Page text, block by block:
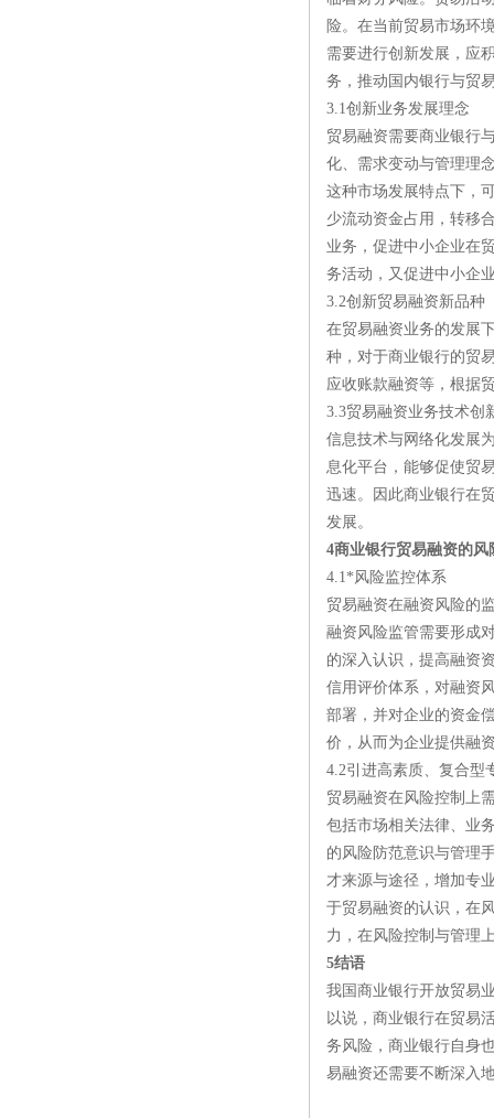
险。在当前贸易市场环
需要进行创新发展，应
务，推动国内银行与贸
3.1创新业务发展理念
贸易融资需要商业银行
化、需求变动与管理理
这种市场发展特点下，
少流动资金占用，转移
业务，促进中小企业在
务活动，又促进中小企
3.2创新贸易融资新品种
在贸易融资业务的发展
种，对于商业银行的贸
应收账款融资等，根据
3.3贸易融资业务技术创
信息技术与网络化发展
息化平台，能够促使贸
迅速。因此商业银行在
发展。
4商业银行贸易融资的风
4.1*风险监控体系
贸易融资在融资风险的
融资风险监管需要形成
的深入认识，提高融资
信用评价体系，对融资
部署，并对企业的资金
价，从而为企业提供融
4.2引进高素质、复合型
贸易融资在风险控制上
包括市场相关法律、业
的风险防范意识与管理
才来源与途径，增加专
于贸易融资的认识，在
力，在风险控制与管理
5结语
我国商业银行开放贸易
以说，商业银行在贸易
务风险，商业银行自身
易融资还需要不断深入